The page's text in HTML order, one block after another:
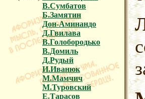
В.Сумбатов
Б.Замятин
Дон-Аминандо
Д.Гвилава
В.Голобородько
В.Домиль
Д.Рудый
И.Иванюк
М.Мамчич
М.Туровский
Е.Тарасов
Любовь —